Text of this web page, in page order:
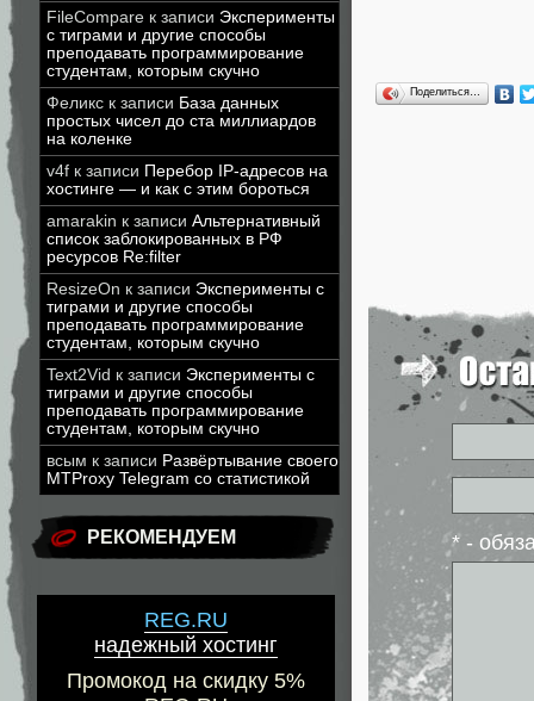
FileCompare к записи Эксперименты
с тиграми и другие способы
преподавать программирование
студентам, которым скучно
Феликс к записи База данных
простых чисел до ста миллиардов
на коленке
v4f к записи Перебор IP-адресов на
хостинге — и как с этим бороться
amarakin к записи Альтернативный
список заблокированных в РФ
ресурсов Re:filter
ResizeOn к записи Эксперименты с
тиграми и другие способы
преподавать программирование
студентам, которым скучно
Text2Vid к записи Эксперименты с
тиграми и другие способы
преподавать программирование
студентам, которым скучно
всым к записи Развёртывание своего
MTProxy Telegram со статистикой
РЕКОМЕНДУЕМ
REG.RU
надежный хостинг
Промокод на скидку 5%
Поделиться…
* -